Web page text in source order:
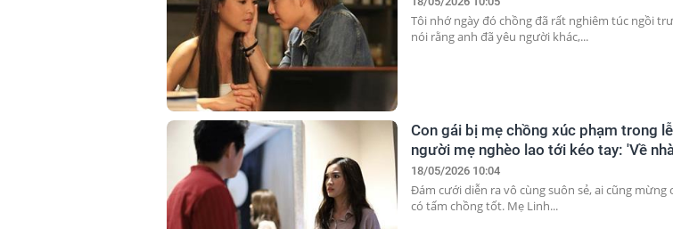
Tôi nhớ ngày đó chồng đã rất nghiêm túc ngồi
nói rằng anh đã yêu người khác,...
Con gái bị mẹ chồng xúc phạm trong
người mẹ nghèo lao tới kéo tay: 'Về
18/05/2026 10:04
Đám cưới diễn ra vô cùng suôn sẻ, ai cũng mừng
có tấm chồng tốt. Mẹ Linh...